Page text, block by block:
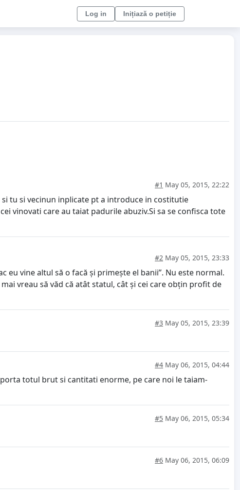
Log in Inițiază o petiție
#1 May 05, 2015, 22:22
tu si vecinun inplicate pt a introduce in costitutie
vinovati care au taiat padurile abuziv.Si sa se confisca tote
#2 May 05, 2015, 23:33
eu vine altul să o facă și primește el banii”. Nu este normal.
vreau să văd că atât statul, cât și cei care obțin profit de
#3 May 05, 2015, 23:39
#4 May 06, 2015, 04:44
totul brut si cantitati enorme, pe care noi le taiam-
#5 May 06, 2015, 05:34
#6 May 06, 2015, 06:09